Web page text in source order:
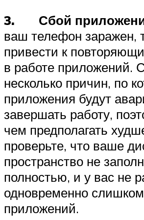
3. Сбой
ваш телефон заражен,
привести к
в работе приложений.
несколько причин, по
приложения будут
завершать работу,
чем предполагать
проверьте, что ваше
пространство не
полностью, и у вас не
одновременно
приложений.